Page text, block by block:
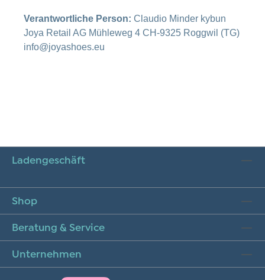
Verantwortliche Person: Claudio Minder kybun
Joya Retail AG Mühleweg 4 CH-9325 Roggwil (TG)
info@joyashoes.eu
Ladengeschäft
Shop
Beratung & Service
Unternehmen